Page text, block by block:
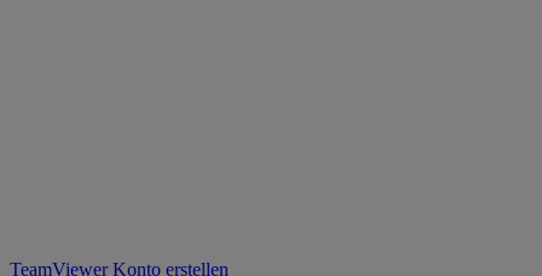
TeamViewer Konto erstellen